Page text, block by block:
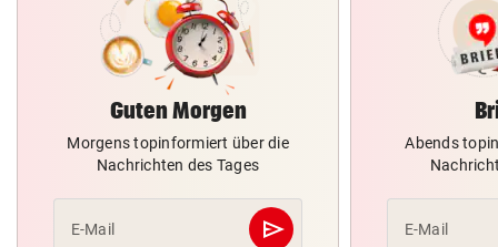
Guten Morgen
Morgens topinformiert über die
Nachrichten des Tages
E-Mail send
Abschicken
Abends
E-Mail